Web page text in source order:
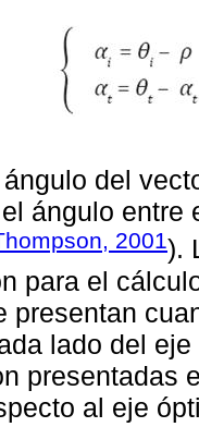
del
ángulo entre
2001).
para el
presentan
lado del
presentadas
al eje